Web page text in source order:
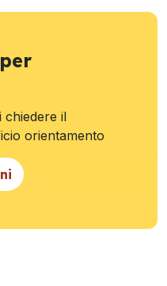
chiedere il
orientamento